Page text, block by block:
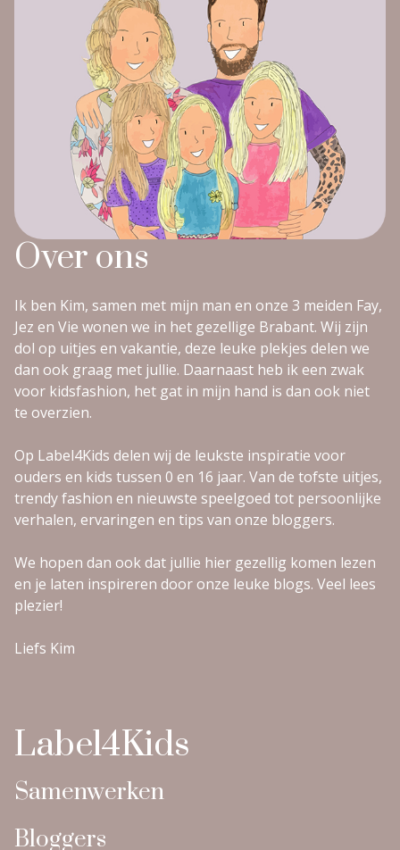
Over ons
Ik ben Kim, samen met mijn man en onze 3 meiden Fay,
Jez en Vie wonen we in het gezellige Brabant. Wij zijn
dol op uitjes en vakantie, deze leuke plekjes delen we
dan ook graag met jullie. Daarnaast heb ik een zwak
voor kidsfashion, het gat in mijn hand is dan ook niet
te overzien.
Op Label4Kids delen wij de leukste inspiratie voor
ouders en kids tussen 0 en 16 jaar. Van de tofste uitjes,
trendy fashion en nieuwste speelgoed tot persoonlijke
verhalen, ervaringen en tips van onze bloggers.
We hopen dan ook dat jullie hier gezellig komen lezen
en je laten inspireren door onze leuke blogs. Veel lees
plezier!
Liefs Kim
Label4Kids
Samenwerken
Bloggers